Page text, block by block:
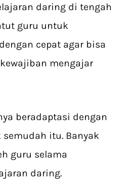
daring di tengah
guru untuk
cepat agar bisa
mengajar
beradaptasi dengan
itu. Banyak
guru selama
daring.